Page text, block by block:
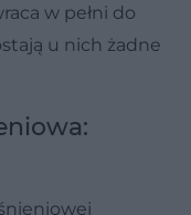
w pełni do
u nich żadne